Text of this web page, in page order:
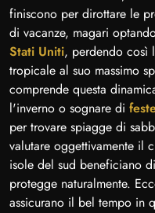
finiscono per dirottare le
di vacanze, magari
Stati Uniti, perdendo così
tropicale al suo massimo
comprende questa
l'inverno o sognare di
per trovare spiagge di
valutare oggettivamente il
isole del sud beneficiano
protegge naturalmente.
assicurano il bel tempo in